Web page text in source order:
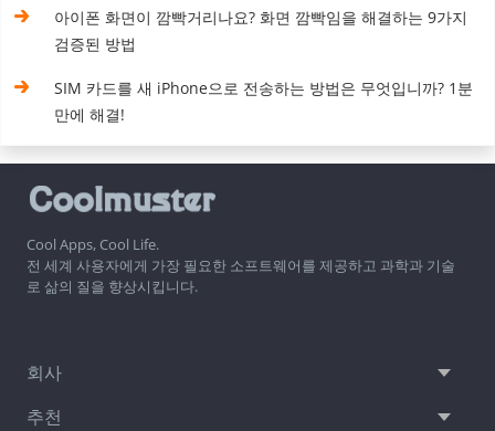
아이폰 화면이 깜빡거리나요? 화면 깜빡임을 해결하는 9가지
검증된 방법
SIM 카드를 새 iPhone으로 전송하는 방법은 무엇입니까? 1분
만에 해결!
Cool Apps, Cool Life.
전 세계 사용자에게 가장 필요한 소프트웨어를 제공하고 과학과 기술
로 삶의 질을 향상시킵니다.
회사
추천